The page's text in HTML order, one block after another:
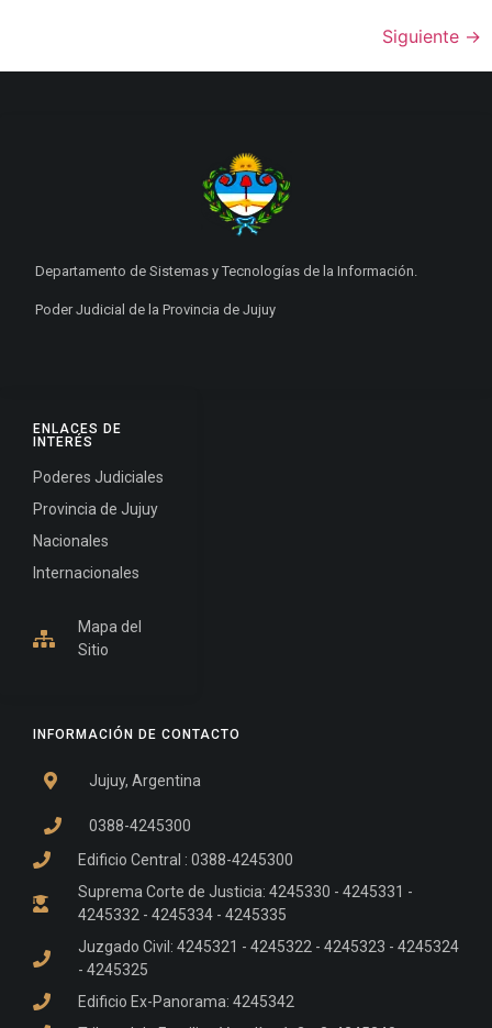
Siguiente →
INFORMACIÓN DE CONTACTO
Jujuy, Argentina
0388-4245300
Edificio Central : 0388-4245300
Suprema Corte de Justicia: 4245330 - 4245331 -
4245332 - 4245334 - 4245335
Juzgado Civil: 4245321 - 4245322 - 4245323 - 4245324
- 4245325
Edificio Ex-Panorama: 4245342
ENLACES DE
INTERÉS
Poderes Judiciales
Provincia de Jujuy
Nacionales
Internacionales
Mapa del
Sitio
Departamento de Sistemas y Tecnologías de la Información.
Poder Judicial de la Provincia de Jujuy